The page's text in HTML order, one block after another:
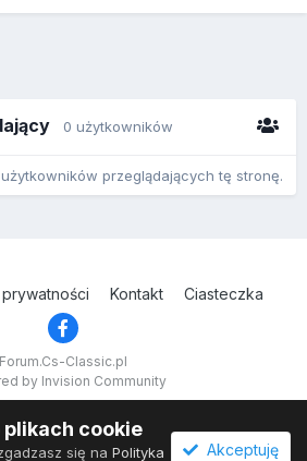
0 użytkowników
przeglądających tę stronę.
Kontakt Ciasteczka
Forum.Cs-Classic.pl
by Invision Community
plikach cookie
się na Polityka Akceptuję